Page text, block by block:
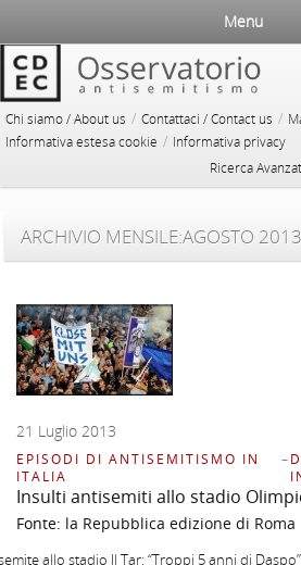
Chi siamo / About us / Contattaci / Contact us /
Informativa estesa cookie / Informativa privacy
Ricerca
Menu
ARCHIVIO MENSILE:AGOSTO 2013
21 Luglio 2013
EPISODI DI ANTISEMITISMO IN
ITALIA
–
Insulti antisemiti allo stadio
Fonte: la Repubblica edizione di Roma
allo stadio Il Tar: “Troppi 5 anni di